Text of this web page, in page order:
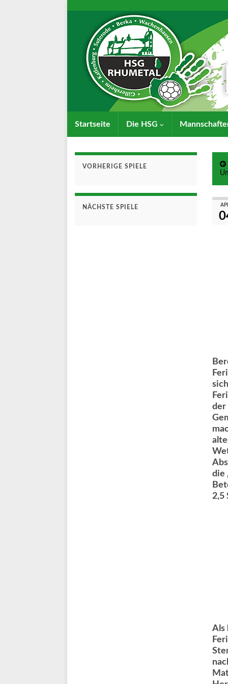
Startseite Die HSG
der
die
2,5
Als
VORHERIGE SPIELE
NÄCHSTE SPIELE